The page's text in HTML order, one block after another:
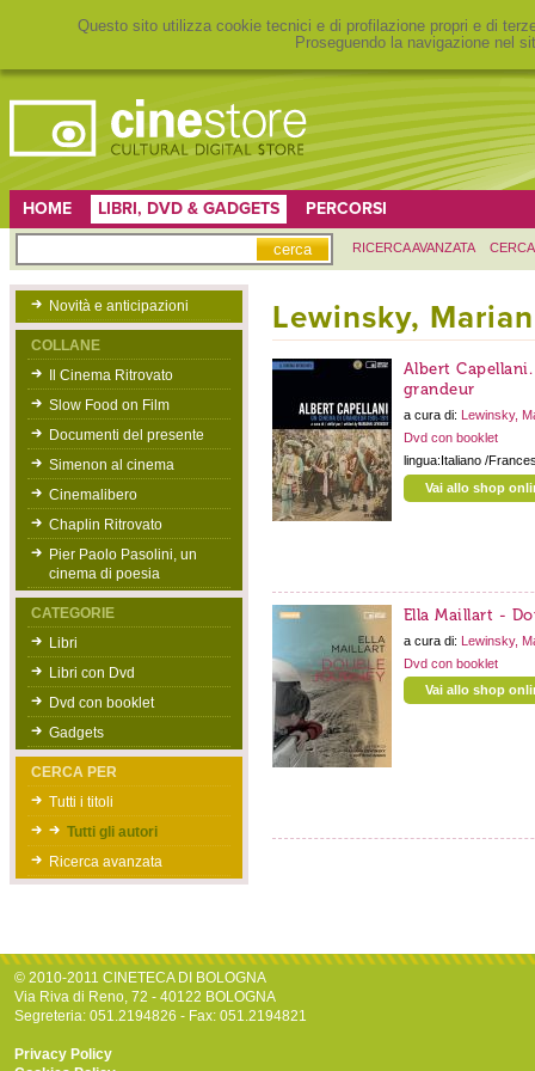
Questo sito utilizza cookie tecnici e di profilazione propri e di
Proseguendo la navigazione nel
HOME LIBRI, DVD & GADGETS PERCORSI
RICERCA AVANZATA
Novità e anticipazioni
COLLANE
Il Cinema Ritrovato
Slow Food on Film
Documenti del presente
Simenon al cinema
Cinemalibero
Chaplin Ritrovato
Pier Paolo Pasolini, un
cinema di poesia
CATEGORIE
Libri
Libri con Dvd
Dvd con booklet
Gadgets
CERCA PER
Tutti i titoli
Tutti gli autori
Ricerca avanzata
Lewinsky,
Albert
grandeur
a cura di: Lewinsky,
Dvd con booklet
lingua:Italiano /
Vai allo shop
Ella Maillart -
a cura di: Lewinsky,
Dvd con booklet
Vai allo shop
© 2010-2011 CINETECA DI BOLOGNA
Via Riva di Reno, 72 - 40122 BOLOGNA
Segreteria: 051.2194826 - Fax: 051.2194821
Privacy Policy